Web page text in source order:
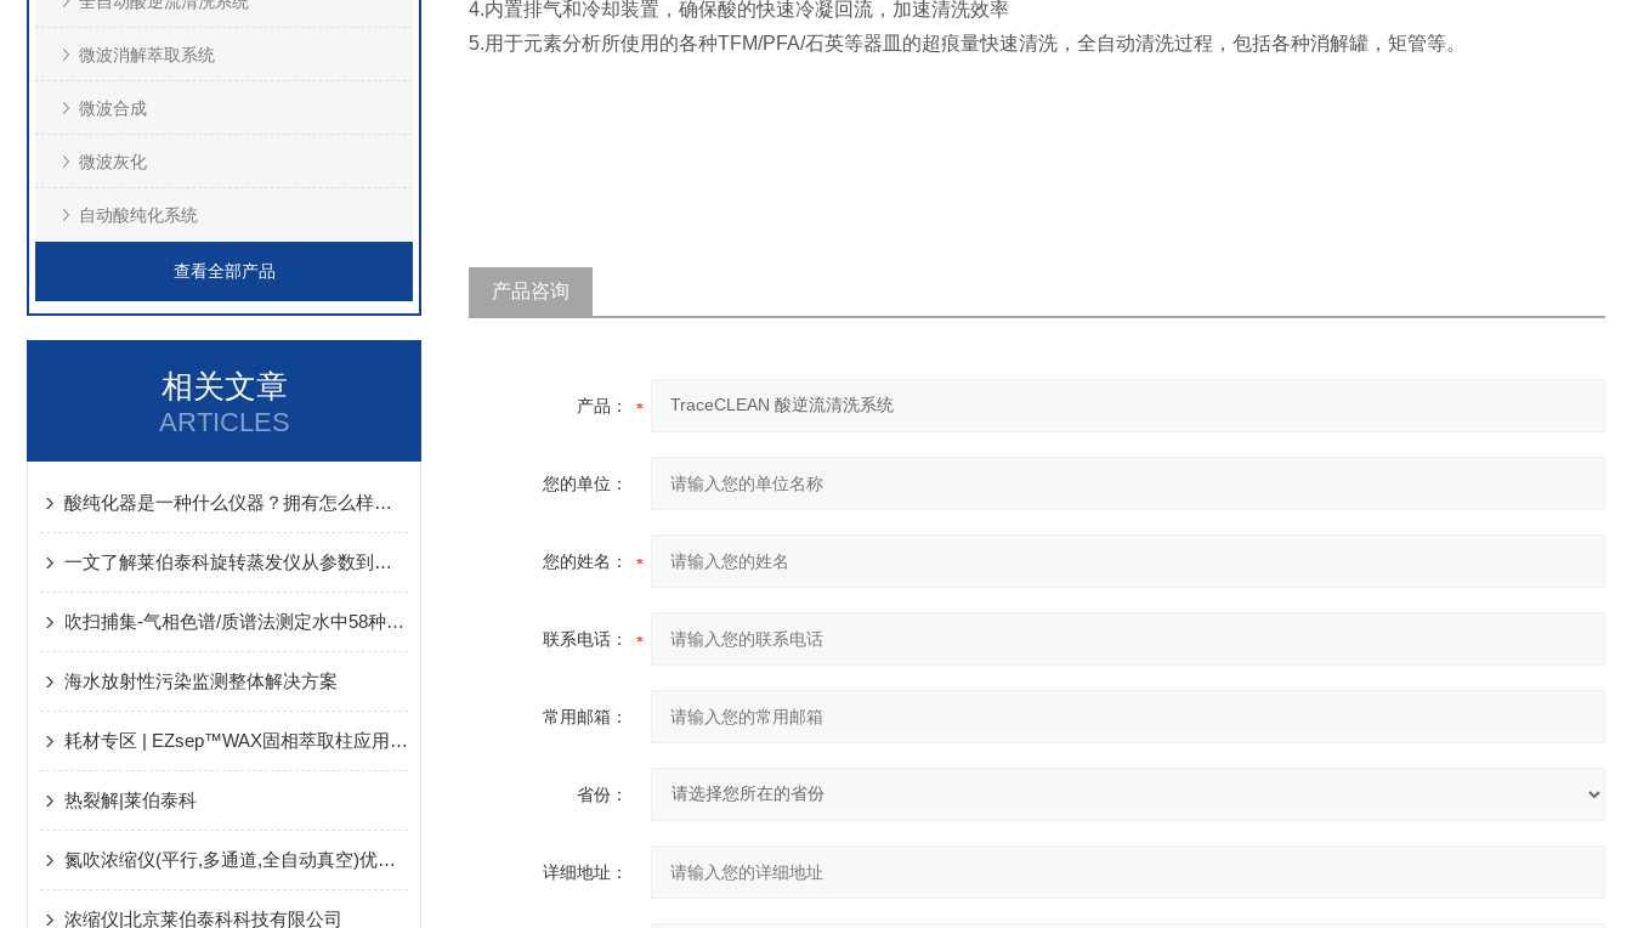
微波消解萃取系统
微波合成
微波灰化
自动酸纯化系统
查看全部产品
相关文章
ARTICLES
酸纯化器是一种什么仪器？拥有怎么样的特点呢？
一文了解莱伯泰科旋转蒸发仪从参数到实操的秘诀
吹扫捕集-气相色谱/质谱法测定水中58种VOCs
海水放射性污染监测整体解决方案
耗材专区 | EZsep™WAX固相萃取柱应用于肉制品中合成着色剂的检测
热裂解|莱伯泰科
氮吹浓缩仪(平行,多通道,全自动真空)优势特点
浓缩仪|北京莱伯泰科科技有限公司
4.内置排气和冷却装置，确保酸的快速冷凝回流，加速清洗效率
5.用于元素分析所使用的各种TFM/PFA/石英等器皿的超痕量快速清洗，全自动清洗过程，包括各种消解罐，矩管等。
产品咨询
产品：
您的单位：
您的姓名：
联系电话：
常用邮箱：
省份：
详细地址：